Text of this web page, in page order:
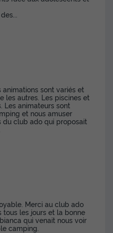
- Mobil-home |
| Terrasse
Chambres
3
Salle de bain
1
home | Comfort | 3 Ch. |
sont variés et
les autres. Les piscines et
Les animateurs sont
et nous amuser
club ado qui proposait
Merci au club ado
tous les jours et la bonne
qui venait nous voir
camping.